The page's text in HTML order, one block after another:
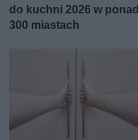
do kuchni 2026 w ponad
300 miastach